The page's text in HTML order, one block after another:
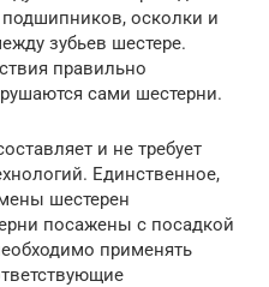
осколки и
зубьев шестере.
правильно
сами шестерни.
и не требует
Единственное,
шестерен
посажены с посадкой
применять